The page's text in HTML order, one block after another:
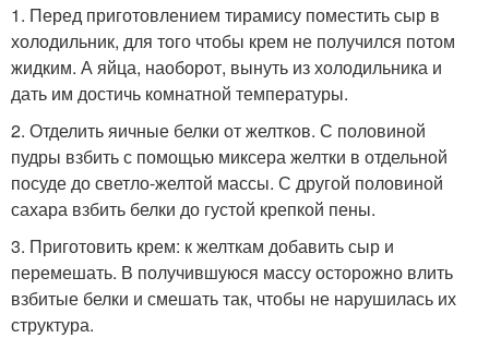
1. Перед приготовлением тирамису поместить сыр в
холодильник, для того чтобы крем не получился потом
жидким. А яйца, наоборот, вынуть из холодильника и
дать им достичь комнатной температуры.
2. Отделить яичные белки от желтков. С половиной
пудры взбить с помощью миксера желтки в отдельной
посуде до светло-желтой массы. С другой половиной
сахара взбить белки до густой крепкой пены.
3. Приготовить крем: к желткам добавить сыр и
перемешать. В получившуюся массу осторожно влить
взбитые белки и смешать так, чтобы не нарушилась их
структура.